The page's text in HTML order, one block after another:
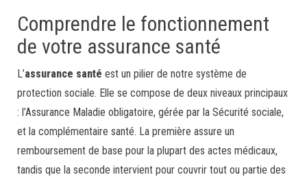
Comprendre le fonctionnement
de votre assurance santé
L’assurance santé est un pilier de notre système de
protection sociale. Elle se compose de deux niveaux principaux
: l’Assurance Maladie obligatoire, gérée par la Sécurité sociale,
et la complémentaire santé. La première assure un
remboursement de base pour la plupart des actes médicaux,
tandis que la seconde intervient pour couvrir tout ou partie des